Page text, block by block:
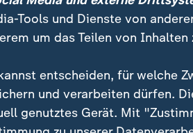
Tools und Dienste von
um das Teilen von
entscheiden, für welche
und verarbeiten dürfen.
genutztes Gerät. Mit